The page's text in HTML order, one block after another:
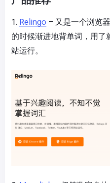
1. Relingo – 又是一个浏览
的时候渐进地背单词，用了
站运行。